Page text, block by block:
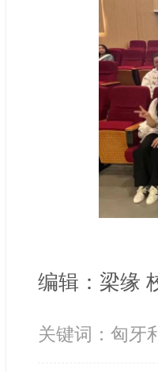
编辑：梁缘
关键词：匈牙